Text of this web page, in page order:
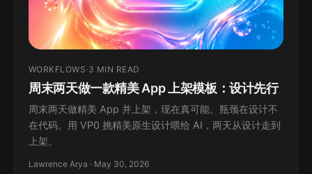
WORKFLOWS·3 MIN READ
周末两天做一款精美 App 上架模板：设计先行
周末两天做精美 App 并上架，现在真可能。瓶颈在设计不
在代码。用 VP0 挑精美原生设计喂给 AI，两天从设计走到
上架。
Lawrence Arya · May 30, 2026